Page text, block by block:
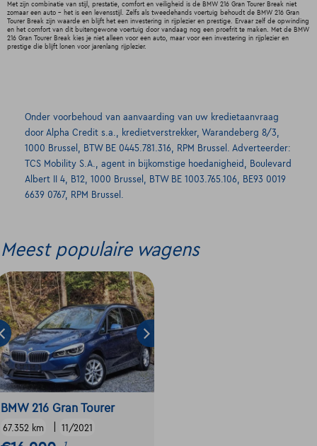
Met zijn combinatie van stijl, prestatie, comfort en veiligheid is de BMW 216 Gran Tourer Break niet
zomaar een auto - het is een levensstijl. Zelfs als tweedehands voertuig behoudt de BMW 216 Gran
Tourer Break zijn waarde en blijft het een investering in rijplezier en prestige. Ervaar zelf de opwinding
en het comfort van dit buitengewone voertuig door vandaag nog een proefrit te maken. Met de BMW
216 Gran Tourer Break kies je niet alleen voor een auto, maar voor een investering in rijplezier en
prestige die blijft lonen voor jarenlang rijplezier.
Onder voorbehoud van aanvaarding van uw kredietaanvraag
door Alpha Credit s.a., kredietverstrekker, Warandeberg 8/3,
1000 Brussel, BTW BE 0445.781.316, RPM Brussel. Adverteerder:
TCS Mobility S.A., agent in bijkomstige hoedanigheid, Boulevard
Albert II 4, B12, 1000 Brussel, BTW BE 1003.765.106, BE93 0019
6639 0767, RPM Brussel.
Meest populaire wagens
BMW 216 Gran Tourer
67.352 km 11/2021